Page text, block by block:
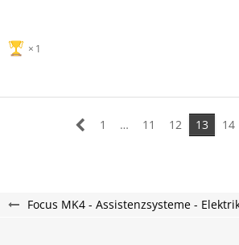
1
1 … 11 12 13 14
Focus MK4 - Assistenzsysteme -